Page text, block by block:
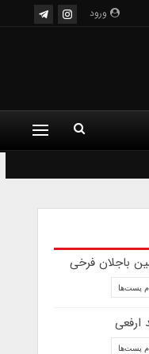
ورود
باجلان فرخی
پست‌ها
ارفعی
پست‌ها